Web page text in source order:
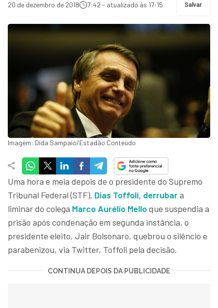
20 de dezembro de 2018 7:42 - atualizado às 17:15 Salvar
Imagem: Dida Sampaio/Estadão Conteúdo
Uma hora e meia depois de o presidente do Supremo
Tribunal Federal (STF), Dias Toffoli, derrubara
liminar do colega Marco Aurélio Mello que suspendia a
prisão após condenação em segunda instância, o
presidente eleito, Jair Bolsonaro, quebrou o silêncio e
parabenizou, via Twitter, Toffoli pela decisão.
CONTINUA DEPOIS DA PUBLICIDADE